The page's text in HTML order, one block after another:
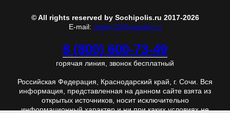
© All rights reserved by Sochipolis.ru 2017-2026
E-mail: realty-23@yandex.ru
8 (800) 600-73-49
горячая линия, звонок бесплатный
Российская Федерация, Краснодарский край, г. Сочи. Вся
информация, представленная на данном сайте взята из
открытых источников, носит исключительно
информационный характер и ни при каких условиях не